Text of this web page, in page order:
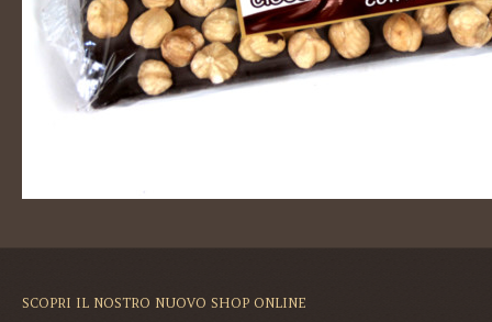
SCOPRI IL NOSTRO NUOVO SHOP ONLINE